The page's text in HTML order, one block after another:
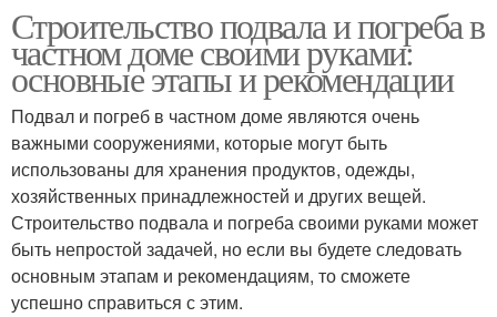
Строительство подвала и погреба в
частном доме своими руками:
основные этапы и рекомендации
Подвал и погреб в частном доме являются очень
важными сооружениями, которые могут быть
использованы для хранения продуктов, одежды,
хозяйственных принадлежностей и других вещей.
Строительство подвала и погреба своими руками может
быть непростой задачей, но если вы будете следовать
основным этапам и рекомендациям, то сможете
успешно справиться с этим.